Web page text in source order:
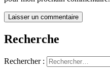
Recherche
Rechercher :